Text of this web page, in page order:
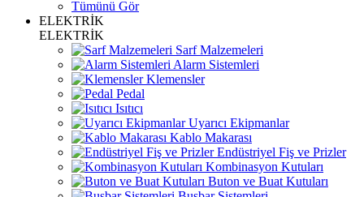
Tümünü Gör
ELEKTRİK
ELEKTRİK
Sarf Malzemeleri
Alarm Sistemleri
Klemensler
Pedal
Isıtıcı
Uyarıcı Ekipmanlar
Kablo Makarası
Endüstriyel Fiş ve Prizler
Kombinasyon Kutuları
Buton ve Buat Kutuları